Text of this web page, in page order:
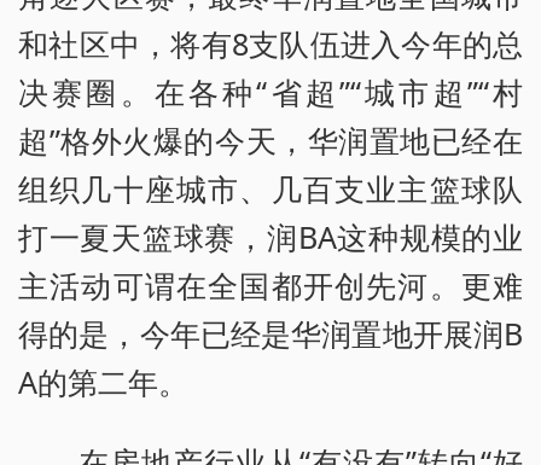
和社区中，将有8支队伍进入今年的总
决赛圈。在各种“省超”“城市超”“村
超”格外火爆的今天，华润置地已经在
组织几十座城市、几百支业主篮球队
打一夏天篮球赛，润BA这种规模的业
主活动可谓在全国都开创先河。更难
得的是，今年已经是华润置地开展润B
A的第二年。